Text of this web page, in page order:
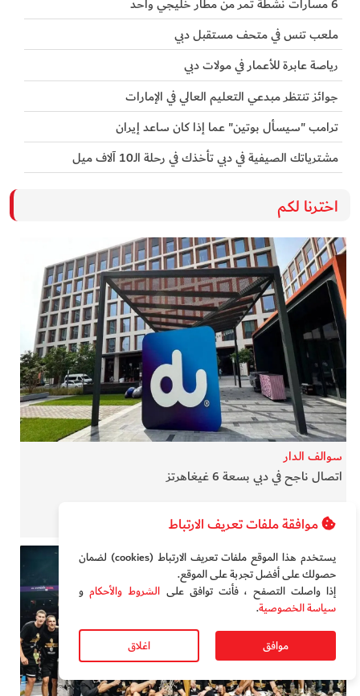
ملعب تنس في متحف مستقبل دبي
رياصة عابرة للأعمار في مولات دبي
جوائز تنتظر مبدعي التعليم العالي في الإمارات
ترامب "سيسأل بوتين" عما إذا كان ساعد إيران
مشترياتك الصيفية في دبي تأخذك في رحلة الـ10 آلاف ميل
اخترنا لكم
سوالف الدار
اتصال ناجح في دبي بسعة 6 غيغاهرتز
موافقة ملفات تعريف الارتباط
يستخدم هذا الموقع ملفات تعريف الارتباط (cookies) لضمان
حصولك على أفضل تجربة على الموقع‏.
إذا واصلت التصفح ، فأنت توافق على الشروط والأحكامو
سياسة الخصوصية.
موافق اغلاق